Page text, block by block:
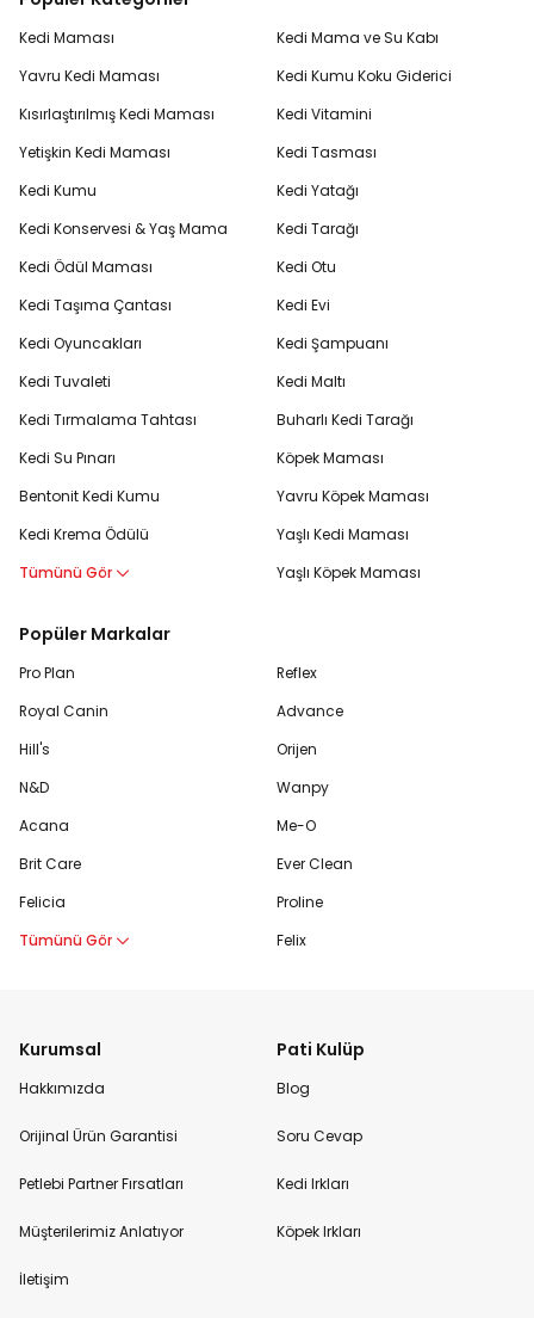
Kedi Maması
Yavru Kedi Maması
Kısırlaştırılmış Kedi Maması
Yetişkin Kedi Maması
Kedi Kumu
Kedi Konservesi & Yaş Mama
Kedi Ödül Maması
Kedi Taşıma Çantası
Kedi Oyuncakları
Kedi Tuvaleti
Kedi Tırmalama Tahtası
Kedi Su Pınarı
Bentonit Kedi Kumu
Kedi Krema Ödülü
Tümünü Gör
Kedi Mama ve Su Kabı
Kedi Kumu Koku Giderici
Kedi Vitamini
Kedi Tasması
Kedi Yatağı
Kedi Tarağı
Kedi Otu
Kedi Evi
Kedi Şampuanı
Kedi Maltı
Buharlı Kedi Tarağı
Köpek Maması
Yavru Köpek Maması
Yaşlı Kedi Maması
Yaşlı Köpek Maması
Popüler Markalar
Pro Plan
Royal Canin
Hill's
N&D
Acana
Brit Care
Felicia
Tümünü Gör
Reflex
Advance
Orijen
Wanpy
Me-O
Ever Clean
Proline
Felix
Kurumsal
Hakkımızda
Orijinal Ürün Garantisi
Petlebi Partner Fırsatları
Müşterilerimiz Anlatıyor
İletişim
Pati Kulüp
Blog
Soru Cevap
Kedi Irkları
Köpek Irkları